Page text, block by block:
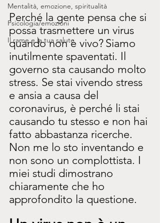
Mentalità, emozione, spiritualità
Psicologia/emozioni
Il rame e la tua salute
Perché la gente pensa che si
possa trasmettere un virus
quando non è vivo?Siamo
inutilmente spaventati. Il
governo sta causando molto
stress. Se stai vivendo stress
e ansia a causa del
coronavirus, è perché li stai
causando tu stesso e non hai
fatto abbastanza ricerche.
Non me lo sto inventando e
non sono un complottista. I
miei studi dimostrano
chiaramente che ho
approfondito la questione.